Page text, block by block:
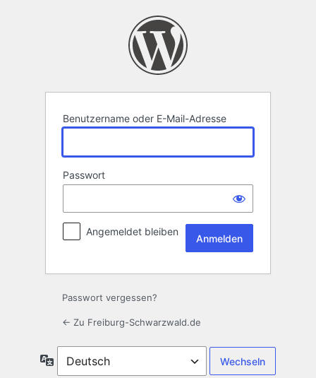
Benutzername oder E-Mail-Adresse
Passwort
Angemeldet bleiben
Passwort vergessen?
← Zu Freiburg-Schwarzwald.de
Sprache